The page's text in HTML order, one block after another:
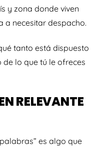
y zona donde viven
a necesitar despacho.
tanto está dispuesto
lo que tú le ofreces
RELEVANTE
es algo que